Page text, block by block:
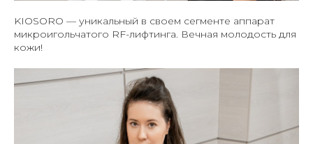
KIOSORO — уникальный в своем сегменте аппарат
микроигольчатого RF-лифтинга. Вечная молодость для
кожи!